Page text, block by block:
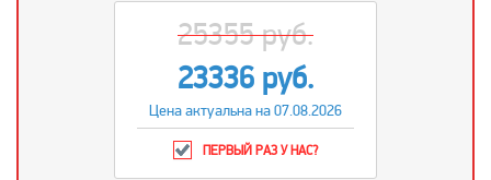
25355 руб.
23336 руб.
Цена актуальна на 07.08.2026
ПЕРВЫЙ РАЗ У НАС?